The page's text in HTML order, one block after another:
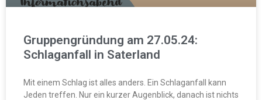
Gruppengründung am 27.05.24:
Schlaganfall in Saterland
Mit einem Schlag ist alles anders. Ein Schlaganfall kann
Jeden treffen. Nur ein kurzer Augenblick, danach ist nichts